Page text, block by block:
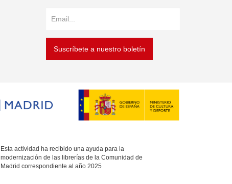
Suscríbete a nuestro boletín
Esta actividad ha recibido una ayuda para la
modernización de las librerías de la Comunidad de
Madrid correspondiente al año 2025